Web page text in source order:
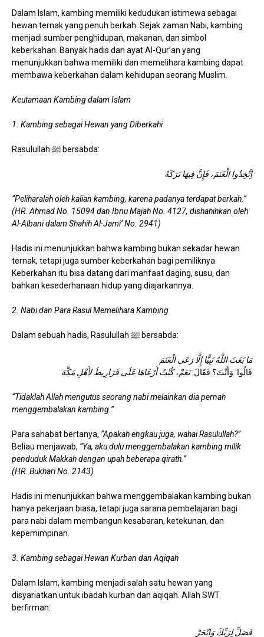
Dalam Islam, kambing memiliki kedudukan istimewa sebagai
hewan ternak yang penuh berkah. Sejak zaman Nabi, kambing
menjadi sumber penghidupan, makanan, dan simbol
keberkahan. Banyak hadis dan ayat Al-Qur’an yang
menunjukkan bahwa memiliki dan memelihara kambing dapat
membawa keberkahan dalam kehidupan seorang Muslim.
Keutamaan Kambing dalam Islam
1. Kambing sebagai Hewan yang Diberkahi
Rasulullah ﷺ bersabda:
اِتَّخِذُوا الْغَنَمَ، فَإِنَّ فِيهَا بَرَكَةً
“Peliharalah oleh kalian kambing, karena padanya terdapat berkah.”
(HR. Ahmad No. 15094 dan Ibnu Majah No. 4127, dishahihkan oleh
Al-Albani dalam Shahih Al-Jami’ No. 2941)
Hadis ini menunjukkan bahwa kambing bukan sekadar hewan
ternak, tetapi juga sumber keberkahan bagi pemiliknya.
Keberkahan itu bisa datang dari manfaat daging, susu, dan
bahkan kesederhanaan hidup yang diajarkannya.
2. Nabi dan Para Rasul Memelihara Kambing
Dalam sebuah hadis, Rasulullah ﷺ bersabda:
مَا بَعَثَ اللَّهُ نَبِيًّا إِلَّا رَعَى الْغَنَمَ
قَالُوا: وَأَنْتَ؟ فَقَالَ:نَعَمْ، كُنْتُ أَرْعَاهَا عَلَى قَرَارِيطَ لأَهْلِ مَكَّةَ
“Tidaklah Allah mengutus seorang nabi melainkan dia pernah
menggembalakan kambing.”
Para sahabat bertanya, “Apakah engkau juga, wahai Rasulullah?”
Beliau menjawab, “Ya, aku dulu menggembalakan kambing milik
penduduk Makkah dengan upah beberapa qirath.”
(HR. Bukhari No. 2143)
Hadis ini menunjukkan bahwa menggembalakan kambing bukan
hanya pekerjaan biasa, tetapi juga sarana pembelajaran bagi
para nabi dalam membangun kesabaran, ketekunan, dan
kepemimpinan.
3. Kambing sebagai Hewan Kurban dan Aqiqah
Dalam Islam, kambing menjadi salah satu hewan yang
disyariatkan untuk ibadah kurban dan aqiqah. Allah SWT
berfirman:
فَصَلِّ لِرَبِّكَ وَانْحَرْ